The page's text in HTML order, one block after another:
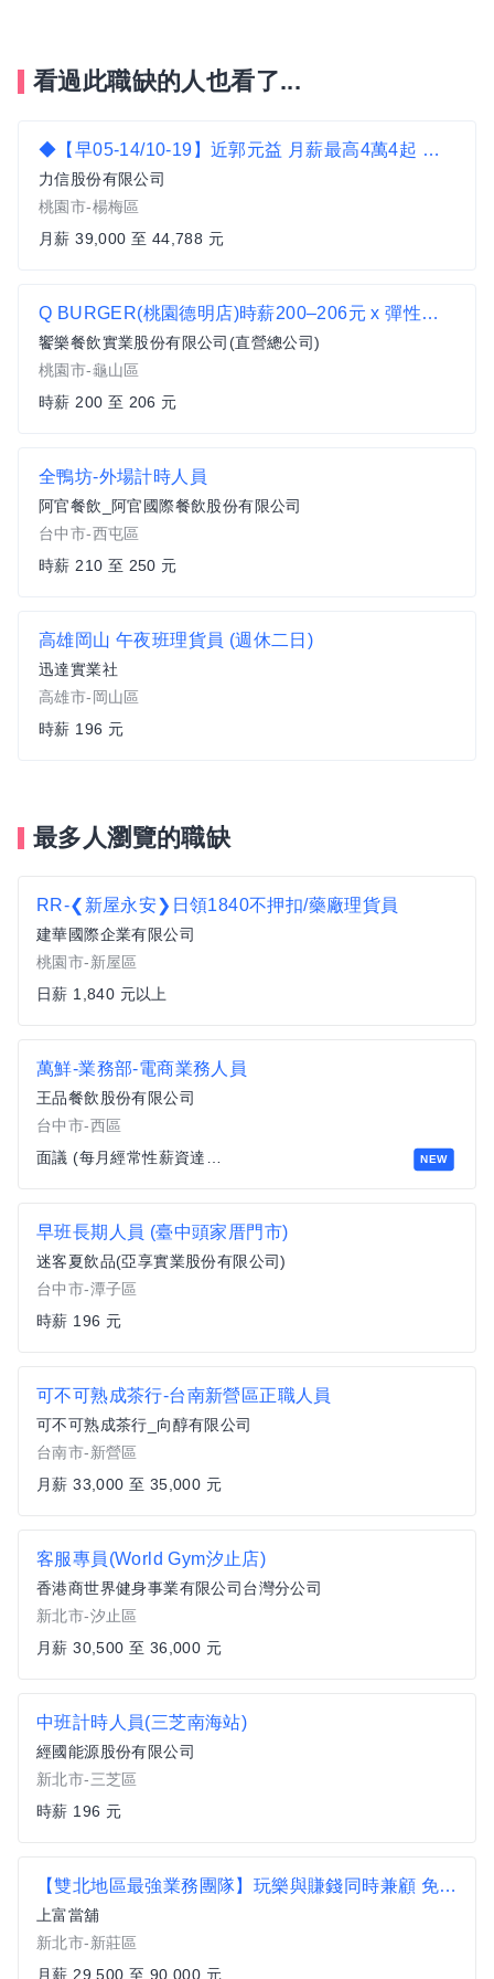
看過此職缺的人也看了...
◆【早05-14/10-19】近郭元益 月薪最高4萬4起 超商理貨(享體檢)D
力信股份有限公司
桃園市-楊梅區
月薪 39,000 至 44,788 元
Q BURGER(桃園德明店)時薪200–206元 x 彈性排班 x 雙週發薪快又讚
饗樂餐飲實業股份有限公司(直營總公司)
桃園市-龜山區
時薪 200 至 206 元
全鴨坊-外場計時人員
阿官餐飲_阿官國際餐飲股份有限公司
台中市-西屯區
時薪 210 至 250 元
高雄岡山 午夜班理貨員 (週休二日)
迅達實業社
高雄市-岡山區
時薪 196 元
最多人瀏覽的職缺
RR-❮新屋永安❯日領1840不押扣/藥廠理貨員
建華國際企業有限公司
桃園市-新屋區
日薪 1,840 元以上
NEW
萬鮮-業務部-電商業務人員
王品餐飲股份有限公司
台中市-西區
早班長期人員 (臺中頭家厝門市)
迷客夏飲品(亞享實業股份有限公司)
台中市-潭子區
時薪 196 元
可不可熟成茶行-台南新營區正職人員
可不可熟成茶行_向醇有限公司
台南市-新營區
月薪 33,000 至 35,000 元
客服專員(World Gym汐止店)
香港商世界健身事業有限公司台灣分公司
新北市-汐止區
月薪 30,500 至 36,000 元
中班計時人員(三芝南海站)
經國能源股份有限公司
新北市-三芝區
時薪 196 元
【雙北地區最強業務團隊】玩樂與賺錢同時兼顧 免經驗帶你飛
上富當舖
新北市-新莊區
月薪 29,500 至 90,000 元